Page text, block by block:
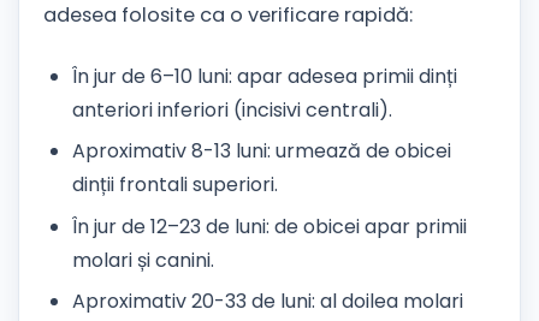
adesea folosite ca o verificare rapidă:
În jur de 6–10 luni: apar adesea primii dinți
anteriori inferiori (incisivi centrali).
Aproximativ 8-13 luni: urmează de obicei
dinții frontali superiori.
În jur de 12–23 de luni: de obicei apar primii
molari și canini.
Aproximativ 20-33 de luni: al doilea molari